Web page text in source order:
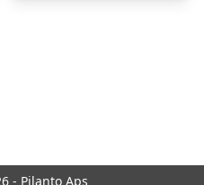
- Pilanto Aps